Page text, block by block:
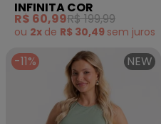
Gola Redonda (Verde)
INFINITA COR
R$ 60,99R$ 199,99
ou 2x de R$ 30,49 sem juros
-11% NEW